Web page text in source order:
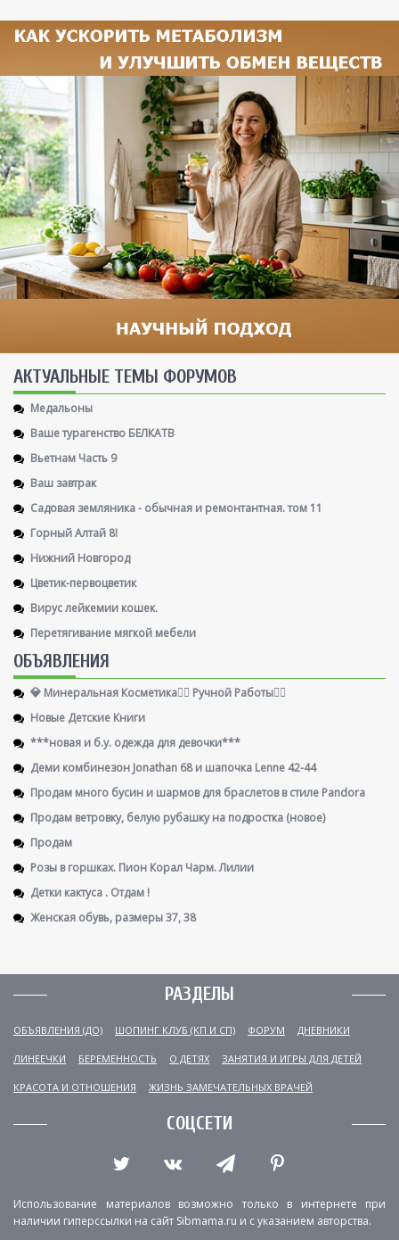
AКТУАЛЬНЫЕ ТЕМЫ ФОРУМОВ
Медальоны
Ваше турагенство БЕЛКАТВ
Вьетнам Часть 9
Ваш завтрак
Садовая земляника - обычная и ремонтантная. том 11
Горный Алтай 8!
Нижний Новгород
Цветик-первоцветик
Вирус лейкемии кошек.
Перетягивание мягкой мебели
ОБЪЯВЛЕНИЯ
💎 Минеральная Косметика🖐🏻 Ручной Работы👌🏻
Новые Детские Книги
***новая и б.у. одежда для девочки***
Деми комбинезон Jonathan 68 и шапочка Lenne 42-44
Продам много бусин и шармов для браслетов в стиле Pandora
Продам ветровку, белую рубашку на подростка (новое)
Продам
Розы в горшках. Пион Корал Чарм. Лилии
Детки кактуса . Отдам !
Женская обувь, размеры 37, 38
РАЗДЕЛЫ
ОБЪЯВЛЕНИЯ (ДО) ШОПИНГ КЛУБ (КП И СП) ФОРУМ ДНЕВНИКИ
ЛИНЕЕЧКИ БЕРЕМЕННОСТЬ О ДЕТЯХ ЗАНЯТИЯ И ИГРЫ ДЛЯ ДЕТЕЙ
КРАСОТА И ОТНОШЕНИЯ ЖИЗНЬ ЗАМЕЧАТЕЛЬНЫХ ВРАЧЕЙ
СОЦСЕТИ
Использование материалов возможно только в интернете при
наличии гиперссылки на сайт Sibmama.ru и с указанием авторства.